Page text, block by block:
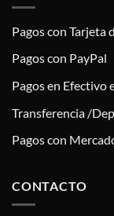
Pagos con Tarjeta
Pagos con PayPal
Pagos en Efectivo
Transferencia /
Pagos con
CONTACTO